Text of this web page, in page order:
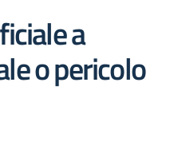
a
o pericolo